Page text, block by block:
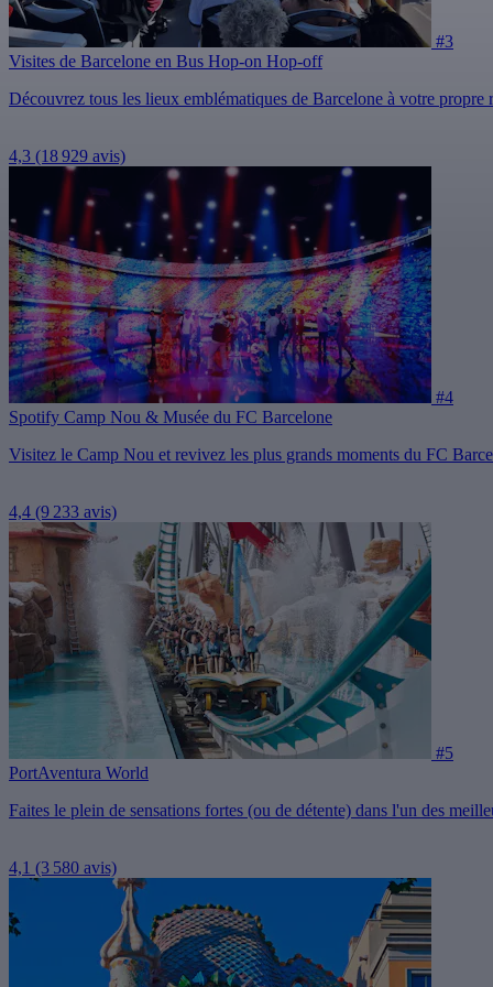
#3
Visites de Barcelone en Bus Hop-on Hop-off
Découvrez tous les lieux emblématiques de Barcelone à votre propre
4,3 (18 929 avis)
#4
Spotify Camp Nou & Musée du FC Barcelone
Visitez le Camp Nou et revivez les plus grands moments du FC
4,4 (9 233 avis)
#5
PortAventura World
Faites le plein de sensations fortes (ou de détente) dans l'un des
4,1 (3 580 avis)